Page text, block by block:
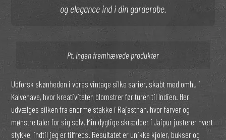
og elegance ind i din garderobe.
Pt. ingen fremhævede produkter
Udforsk skønheden i vores vintage silke sarier, skabt med omhu i
Kalvehave, hvor kreativiteten blomstrer før turen til Indien. Her
udvælges silken fra enorme stakke i Rajasthan, hvor farver og
mønstre taler for sig selv. Min dygtige skrædder i Jaipur justerer hvert
stykke, indtil jeg er tilfreds. Resultatet er unikke kjoler, bukser og